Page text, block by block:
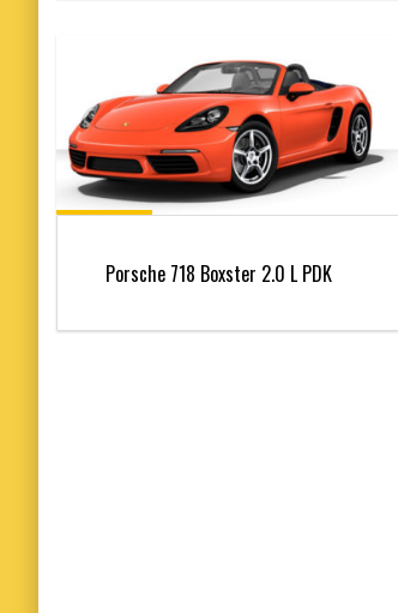
Porsche 718 Boxster 2.0 L PDK